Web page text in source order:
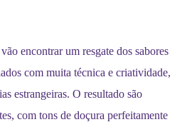
encontrar um resgate dos sabores
com muita técnica e criatividade,
estrangeiras. O resultado são
com tons de doçura perfeitamente